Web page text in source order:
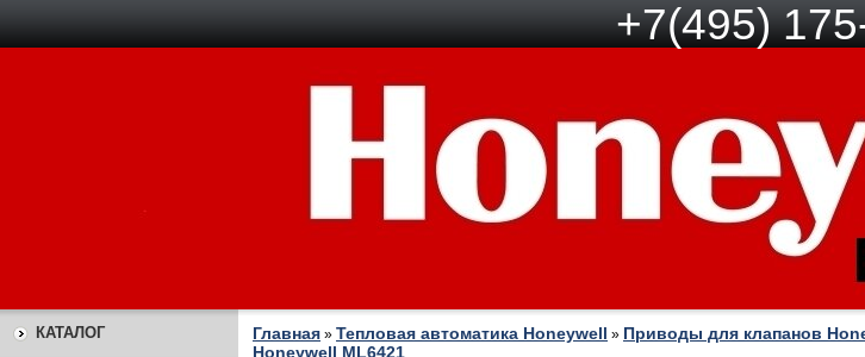
+7(495)
КАТАЛОГ Главная » Тепловая автоматика Honeywell » Приводы для клапанов
Honeywell ML6421